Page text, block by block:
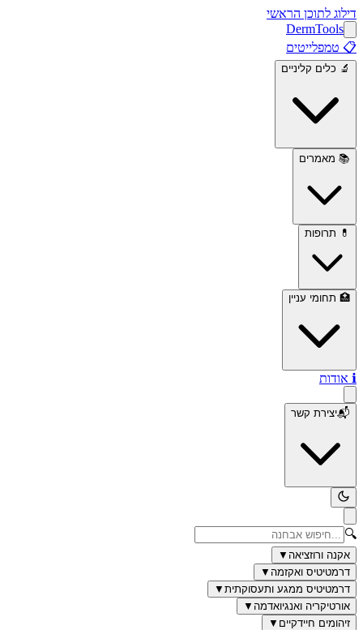
דילוג לתוכן הראשי
DermTools
📋 טמפלייטים
🔬 כלים קליניים
📚 מאמרים
💊 תרופות
🏥 תחומי עניין
ℹ️ אודות
📬יצירת קשר
🔍
אקנה ורוזציאה ▼
דרמטיטיס ואקזמה ▼
דרמטיטיס ממגע ותעסוקתית ▼
אורטיקריה ואנגיואדמה ▼
זיהומים חיידקיים ▼